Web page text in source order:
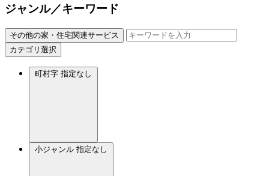
ジャンル／キーワード
その他の家・住宅関連サービス
カテゴリ選択
町村字 指定なし
小ジャンル 指定なし